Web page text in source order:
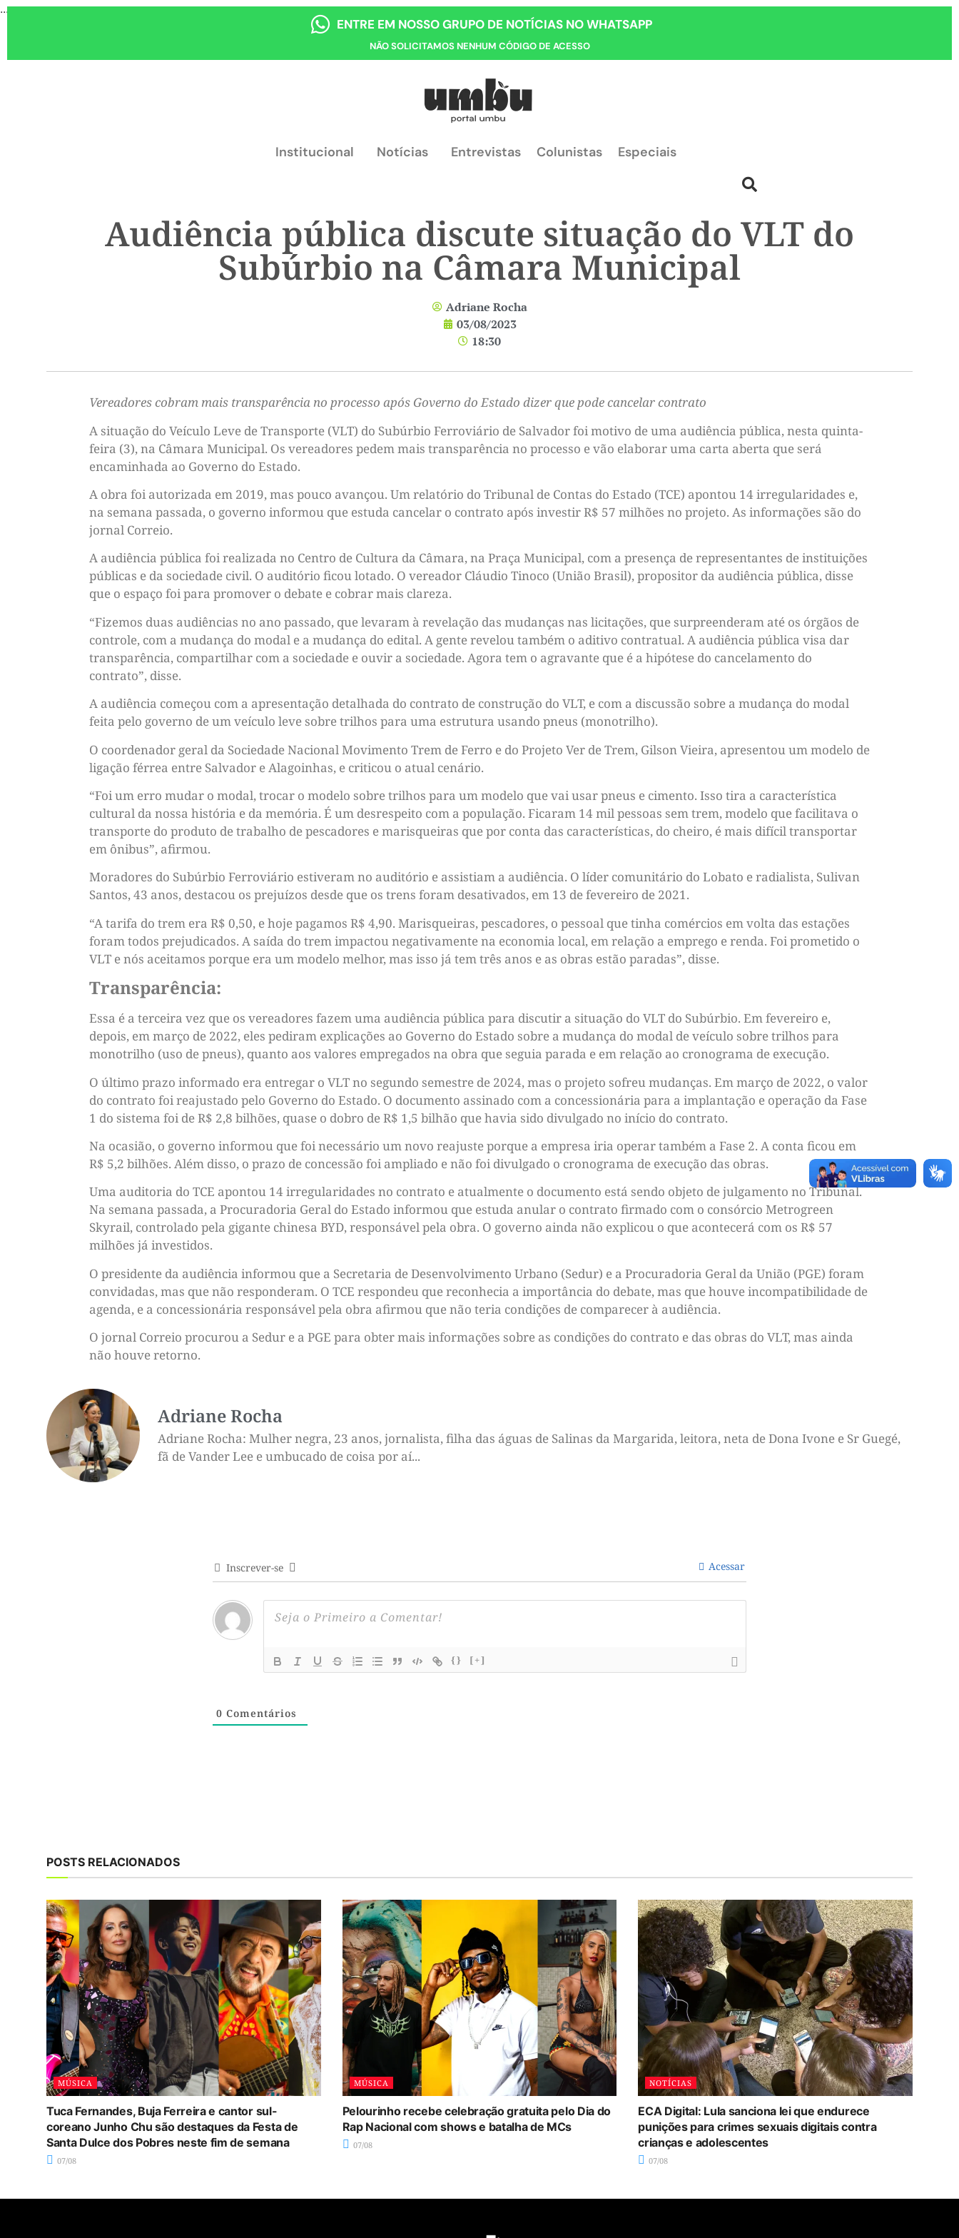
...
ENTRE EM NOSSO GRUPO DE NOTÍCIAS NO WHATSAPP
NÃO SOLICITAMOS NENHUM CÓDIGO DE ACESSO
Institucional Notícias Entrevistas Colunistas Especiais
Audiência pública discute situação do VLT do
Subúrbio na Câmara Municipal
Adriane Rocha
03/08/2023
18:30
Vereadores cobram mais transparência no processo após Governo do Estado dizer que pode cancelar contrato
A situação do Veículo Leve de Transporte (VLT) do Subúrbio Ferroviário de Salvador foi motivo de uma audiência pública, nesta quinta-
feira (3), na Câmara Municipal. Os vereadores pedem mais transparência no processo e vão elaborar uma carta aberta que será
encaminhada ao Governo do Estado.
A obra foi autorizada em 2019, mas pouco avançou. Um relatório do Tribunal de Contas do Estado (TCE) apontou 14 irregularidades e,
na semana passada, o governo informou que estuda cancelar o contrato após investir R$ 57 milhões no projeto. As informações são do
jornal Correio.
A audiência pública foi realizada no Centro de Cultura da Câmara, na Praça Municipal, com a presença de representantes de instituições
públicas e da sociedade civil. O auditório ficou lotado. O vereador Cláudio Tinoco (União Brasil), propositor da audiência pública, disse
que o espaço foi para promover o debate e cobrar mais clareza.
“Fizemos duas audiências no ano passado, que levaram à revelação das mudanças nas licitações, que surpreenderam até os órgãos de
controle, com a mudança do modal e a mudança do edital. A gente revelou também o aditivo contratual. A audiência pública visa dar
transparência, compartilhar com a sociedade e ouvir a sociedade. Agora tem o agravante que é a hipótese do cancelamento do
contrato”, disse.
A audiência começou com a apresentação detalhada do contrato de construção do VLT, e com a discussão sobre a mudança do modal
feita pelo governo de um veículo leve sobre trilhos para uma estrutura usando pneus (monotrilho).
O coordenador geral da Sociedade Nacional Movimento Trem de Ferro e do Projeto Ver de Trem, Gilson Vieira, apresentou um modelo de
ligação férrea entre Salvador e Alagoinhas, e criticou o atual cenário.
“Foi um erro mudar o modal, trocar o modelo sobre trilhos para um modelo que vai usar pneus e cimento. Isso tira a característica
cultural da nossa história e da memória. É um desrespeito com a população. Ficaram 14 mil pessoas sem trem, modelo que facilitava o
transporte do produto de trabalho de pescadores e marisqueiras que por conta das características, do cheiro, é mais difícil transportar
em ônibus”, afirmou.
Moradores do Subúrbio Ferroviário estiveram no auditório e assistiam a audiência. O líder comunitário do Lobato e radialista, Sulivan
Santos, 43 anos, destacou os prejuízos desde que os trens foram desativados, em 13 de fevereiro de 2021.
“A tarifa do trem era R$ 0,50, e hoje pagamos R$ 4,90. Marisqueiras, pescadores, o pessoal que tinha comércios em volta das estações
foram todos prejudicados. A saída do trem impactou negativamente na economia local, em relação a emprego e renda. Foi prometido o
VLT e nós aceitamos porque era um modelo melhor, mas isso já tem três anos e as obras estão paradas”, disse.
Transparência:
Essa é a terceira vez que os vereadores fazem uma audiência pública para discutir a situação do VLT do Subúrbio. Em fevereiro e,
depois, em março de 2022, eles pediram explicações ao Governo do Estado sobre a mudança do modal de veículo sobre trilhos para
monotrilho (uso de pneus), quanto aos valores empregados na obra que seguia parada e em relação ao cronograma de execução.
O último prazo informado era entregar o VLT no segundo semestre de 2024, mas o projeto sofreu mudanças. Em março de 2022, o valor
do contrato foi reajustado pelo Governo do Estado. O documento assinado com a concessionária para a implantação e operação da Fase
1 do sistema foi de R$ 2,8 bilhões, quase o dobro de R$ 1,5 bilhão que havia sido divulgado no início do contrato.
Na ocasião, o governo informou que foi necessário um novo reajuste porque a empresa iria operar também a Fase 2. A conta ficou em
R$ 5,2 bilhões. Além disso, o prazo de concessão foi ampliado e não foi divulgado o cronograma de execução das obras.
Uma auditoria do TCE apontou 14 irregularidades no contrato e atualmente o documento está sendo objeto de julgamento no Tribunal.
Na semana passada, a Procuradoria Geral do Estado informou que estuda anular o contrato firmado com o consórcio Metrogreen
Skyrail, controlado pela gigante chinesa BYD, responsável pela obra. O governo ainda não explicou o que acontecerá com os R$ 57
milhões já investidos.
O presidente da audiência informou que a Secretaria de Desenvolvimento Urbano (Sedur) e a Procuradoria Geral da União (PGE) foram
convidadas, mas que não responderam. O TCE respondeu que reconhecia a importância do debate, mas que houve incompatibilidade de
agenda, e a concessionária responsável pela obra afirmou que não teria condições de comparecer à audiência.
O jornal Correio procurou a Sedur e a PGE para obter mais informações sobre as condições do contrato e das obras do VLT, mas ainda
não houve retorno.
Adriane Rocha
Adriane Rocha: Mulher negra, 23 anos, jornalista, filha das águas de Salinas da Margarida, leitora, neta de Dona Ivone e Sr Guegé,
fã de Vander Lee e umbucado de coisa por aí...
Inscrever-se Acessar
{} [+]
0 Comentários
POSTS RELACIONADOS
MÚSICA
Tuca Fernandes, Buja Ferreira e cantor sul-
coreano Junho Chu são destaques da Festa de
Santa Dulce dos Pobres neste fim de semana
07/08
MÚSICA
Pelourinho recebe celebração gratuita pelo Dia do
Rap Nacional com shows e batalha de MCs
07/08
NOTÍCIAS
ECA Digital: Lula sanciona lei que endurece
punições para crimes sexuais digitais contra
crianças e adolescentes
07/08